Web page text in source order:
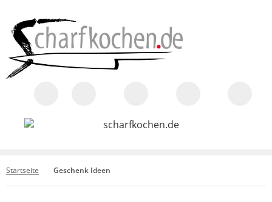
Startseite Geschenk Ideen